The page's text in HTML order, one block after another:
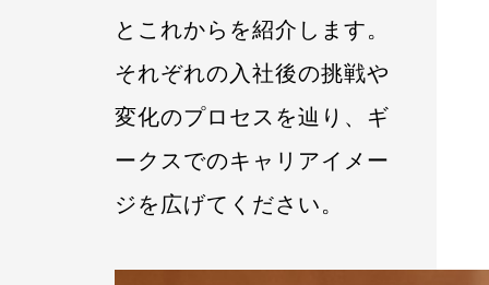
とこれからを紹介します。
それぞれの入社後の挑戦や
変化のプロセスを辿り、ギ
ークスでのキャリアイメー
ジを広げてください。